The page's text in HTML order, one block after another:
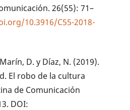
26(55): 71–
10.3916/C55-2018-
D. y Díaz, N. (2019).
El robo de la cultura
de Comunicación
DOI: